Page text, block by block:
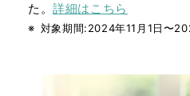
た。詳細はこちら
対象期間:2024年11月1日〜